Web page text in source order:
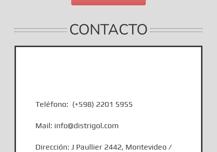
CONTACTO
Teléfono: (+598) 2201 5955
Mail: info@distrigol.com
Dirección: J Paullier 2442, Montevideo /